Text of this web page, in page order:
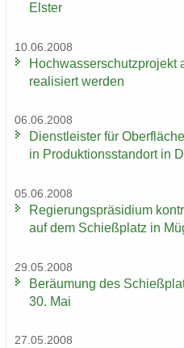
Els­ter
10.06.2008
Hoch­was­ser­schutz­pro­jekt
rea­li­siert wer­den
06.06.2008
Dienst­leis­ter für
in Pro­duk­ti­ons­stand­ort in
05.06.2008
Re­gie­rungs­prä­si­di­um
auf dem Schieß­platz in
29.05.2008
Be­räu­mung des
30. Mai
27.05.2008